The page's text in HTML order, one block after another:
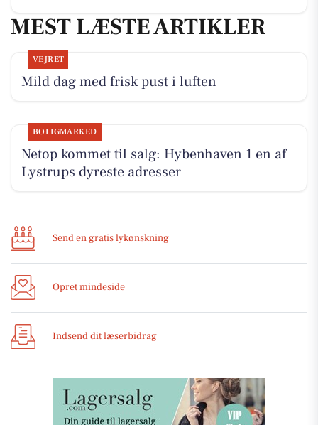
MEST LÆSTE ARTIKLER
VEJRET
Mild dag med frisk pust i luften
BOLIGMARKED
Netop kommet til salg: Hybenhaven 1 en af
Lystrups dyreste adresser
Send en gratis lykønskning
Opret mindeside
Indsend dit læserbidrag